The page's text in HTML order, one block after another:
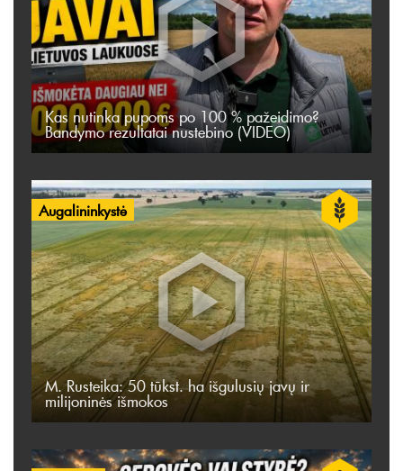
Kas nutinka pupoms po 100 % pažeidimo?
Bandymo rezultatai nustebino (VIDEO)
Augalininkystė
M. Rusteika: 50 tūkst. ha išgulusių javų ir
milijoninės išmokos